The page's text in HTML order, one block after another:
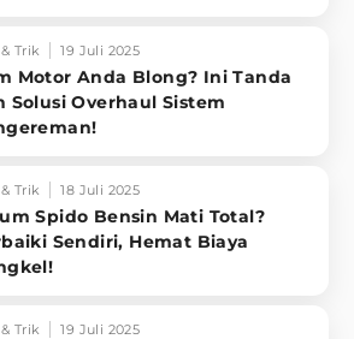
Trik 19 Juli 2025
Motor Anda Blong? Ini Tanda
Solusi Overhaul Sistem
Trik 18 Juli 2025
Spido Bensin Mati Total?
Sendiri, Hemat Biaya
Trik 19 Juli 2025